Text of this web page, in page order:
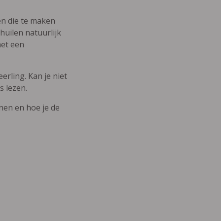
die te maken
natuurlijk
een
Kan je niet
lezen.
en hoe je de